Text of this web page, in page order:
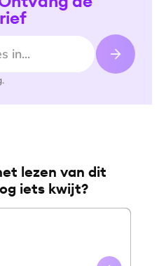
.
lezen van dit
iets kwijt?